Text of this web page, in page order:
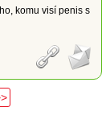
komu visí penis s